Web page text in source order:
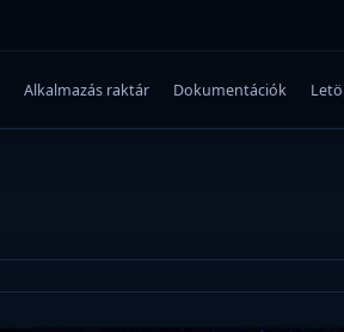
Alkalmazás raktár Dokumentációk